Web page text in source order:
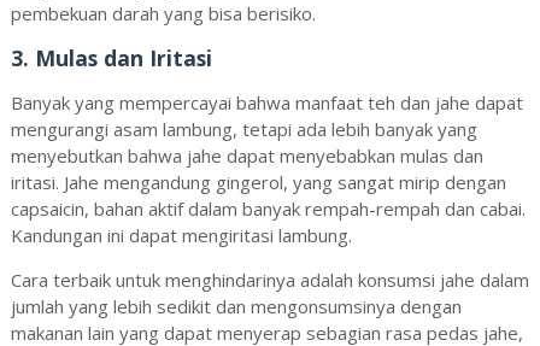
pembekuan darah yang bisa berisiko.
3. Mulas dan Iritasi
Banyak yang mempercayai bahwa manfaat teh dan jahe dapat
mengurangi asam lambung, tetapi ada lebih banyak yang
menyebutkan bahwa jahe dapat menyebabkan mulas dan
iritasi. Jahe mengandung gingerol, yang sangat mirip dengan
capsaicin, bahan aktif dalam banyak rempah-rempah dan cabai.
Kandungan ini dapat mengiritasi lambung.
Cara terbaik untuk menghindarinya adalah konsumsi jahe dalam
jumlah yang lebih sedikit dan mengonsumsinya dengan
makanan lain yang dapat menyerap sebagian rasa pedas jahe,